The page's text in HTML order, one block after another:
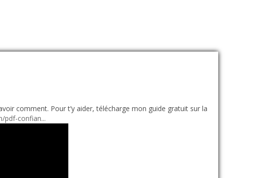
comment. Pour t’y aider, télécharge mon guide gratuit sur la
pdf-confian...